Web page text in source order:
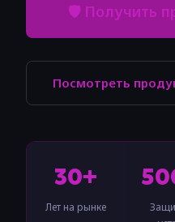
🛡 Получить
Посмотреть
30+
Лет на рынке